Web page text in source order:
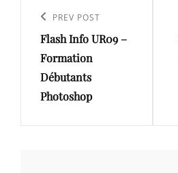
l’article
Previous
Post
PREV POST
Flash Info UR09 –
Formation
Débutants
Photoshop